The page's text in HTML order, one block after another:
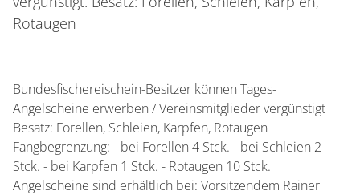
Rotaugen
Bundesfischereischein-Besitzer können Tages-
Angelscheine erwerben / Vereinsmitglieder vergünstigt
Besatz: Forellen, Schleien, Karpfen, Rotaugen
Fangbegrenzung: - bei Forellen 4 Stck. - bei Schleien 2
Stck. - bei Karpfen 1 Stck. - Rotaugen 10 Stck.
Angelscheine sind erhältlich bei: Vorsitzendem Rainer